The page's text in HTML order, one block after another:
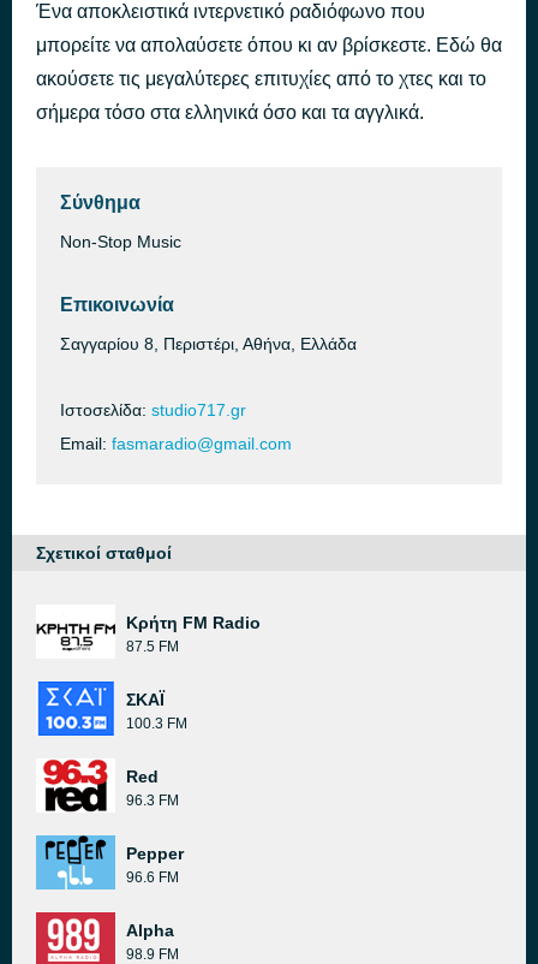
Όλη Μου Η Στεναχώρια
Katy Garbi
Τα Χειρότερα
Νατάσα Θεοδωρίδου
πριν από 1 ώρα
I Orea [10lq]
Ένα αποκλειστικά ιντερνετικό ραδιόφωνο που
μπορείτε να απολαύσετε όπου κι αν βρίσκεστε. Εδώ θα
ακούσετε τις μεγαλύτερες επιτυχίες από το χτες και το
σήμερα τόσο στα ελληνικά όσο και τα αγγλικά.
Σύνθημα
Non-Stop Music
Επικοινωνία
Σαγγαρίου 8, Περιστέρι, Αθήνα, Ελλάδα
Ιστοσελίδα: studio717.gr
Email: fasmaradio@gmail.com
Σχετικοί σταθμοί
Κρήτη FM Radio
87.5 FM
ΣΚΑΪ
100.3 FM
Red
96.3 FM
Pepper
96.6 FM
Alpha
98.9 FM